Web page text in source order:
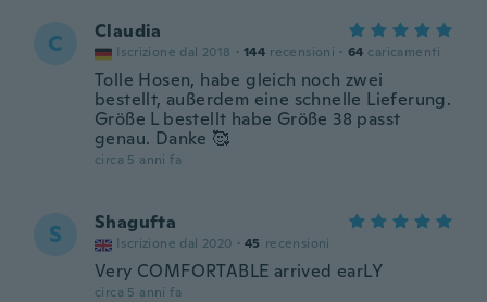
C Claudia
Iscrizione dal 2018 · 144 recensioni · 64 caricamenti
Tolle Hosen, habe gleich noch zwei
bestellt, außerdem eine schnelle Lieferung.
Größe L bestellt habe Größe 38 passt
genau. Danke 🥰
circa 5 anni fa
S Shagufta
Iscrizione dal 2020 · 45 recensioni
Very COMFORTABLE arrived earLY
circa 5 anni fa